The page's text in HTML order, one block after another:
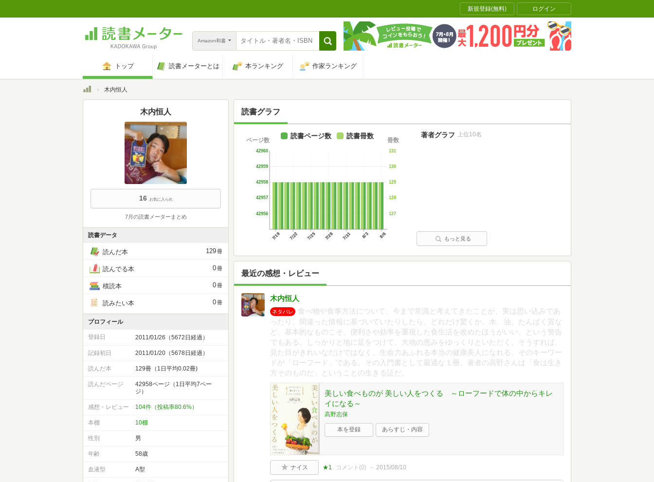
新規登録(無料) ログイン
Amazon和書
トップ 読書メーターとは 本ランキング 作家ランキング
トップ木内恒人
読書グラフ
7/19 7/22 7/25 7/28 7/31 8/3 8/6
42956
42957
42958
42959
42960
ページ数
127
128
129
130
131
冊数
読書ページ数 読書冊数 著者グラフ 上位10名
もっと見る
最近の感想・レビュー
木内恒人
ネタバレ
食べ物や食事方法について、今まで常識と考えてきたことが、実は思い込みであ
ったり、間違った情報に基づいていたりしたら、どれだけ驚くか。水、油、たんぱく質な
ど、基本的なものこそ、便利さや効率を重視した食生活を改めたほうがいい、という警告
でもある。しっかりと地に足をつけて、大地の恵みをゆっくりといただく。そうすれば、
見た目がきれいなだけではなく、生命力あふれる本当の健康美人になれる。そのキーワー
ドが「ローフード」である。その入門書として最適な１冊。著者の高野さんは「食は生き
方そのものだ」ということの生きる証だ。
美しい食べものが 美しい人をつくる ～ローフードで体の中からキレ
イになる～
高野志保
本を登録 あらすじ・内容
ナイス ★1 コメント(0) 2015/08/10
木内恒人
16 お気に入られ
7月の読書メーターまとめ
読書データ
読んだ本 129冊
読んでる本 0冊
積読本 0冊
読みたい本 0冊
プロフィール
登録日 2011/01/26（5672日経過）
記録初日 2011/01/20（5678日経過）
読んだ本 129冊（1日平均0.02冊)
読んだページ
42958ページ（1日平均7ペー
ジ）
感想・レビュー 104件（投稿率80.6%）
本棚 10棚
性別 男
年齢 58歳
血液型 A型